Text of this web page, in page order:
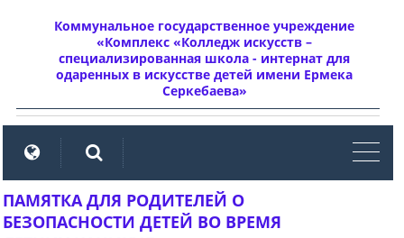
Коммунальное государственное учреждение
«Комплекс «Колледж искусств –
специализированная школа - интернат для
одаренных в искусстве детей имени Ермека
Серкебаева»
ПАМЯТКА ДЛЯ РОДИТЕЛЕЙ О
БЕЗОПАСНОСТИ ДЕТЕЙ ВО ВРЕМЯ